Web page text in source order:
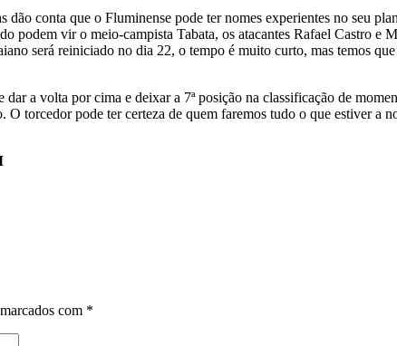
conta que o Fluminense pode ter nomes experientes no seu
podem vir o meio-campista Tabata, os atacantes Rafael Castro e
será reiniciado no dia 22, o tempo é muito curto, mas temos
a volta por cima e deixar a 7ª posição na classificação de
torcedor pode ter certeza de quem faremos tudo o que estiver a
com *